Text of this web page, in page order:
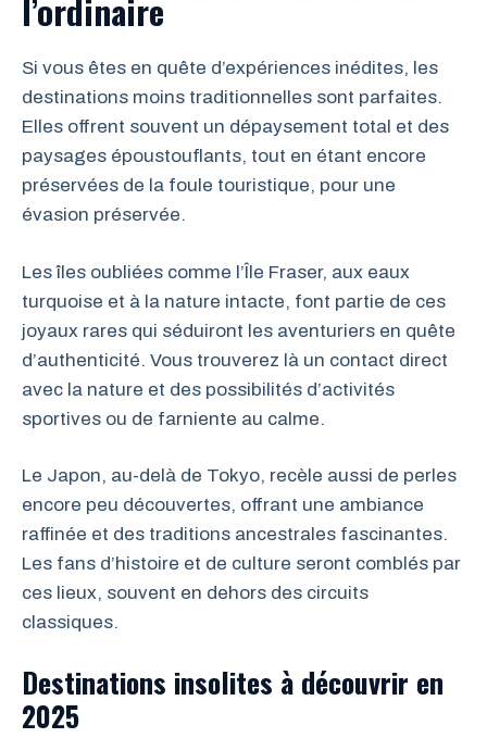
l’ordinaire
Si vous êtes en quête d’expériences inédites, les
destinations moins traditionnelles sont parfaites.
Elles offrent souvent un dépaysement total et des
paysages époustouflants, tout en étant encore
préservées de la foule touristique, pour une
évasion préservée.
Les îles oubliées comme l’Île Fraser, aux eaux
turquoise et à la nature intacte, font partie de ces
joyaux rares qui séduiront les aventuriers en quête
d’authenticité. Vous trouverez là un contact direct
avec la nature et des possibilités d’activités
sportives ou de farniente au calme.
Le Japon, au-delà de Tokyo, recèle aussi de perles
encore peu découvertes, offrant une ambiance
raffinée et des traditions ancestrales fascinantes.
Les fans d’histoire et de culture seront comblés par
ces lieux, souvent en dehors des circuits
classiques.
Destinations insolites à découvrir en
2025